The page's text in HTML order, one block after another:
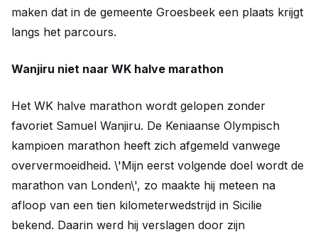
maken dat in de gemeente Groesbeek een plaats krijgt
langs het parcours.
Wanjiru niet naar WK halve marathon
Het WK halve marathon wordt gelopen zonder
favoriet Samuel Wanjiru. De Keniaanse Olympisch
kampioen marathon heeft zich afgemeld vanwege
oververmoeidheid. \'Mijn eerst volgende doel wordt de
marathon van Londen\', zo maakte hij meteen na
afloop van een tien kilometerwedstrijd in Sicilie
bekend. Daarin werd hij verslagen door zijn